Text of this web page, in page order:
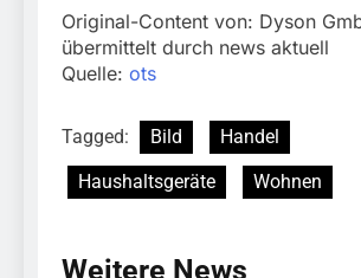
Original-Content von: Dyson
übermittelt durch news aktuell
Quelle: ots
Tagged: Bild
Handel
Haushaltsgeräte
Wohnen
Weitere News